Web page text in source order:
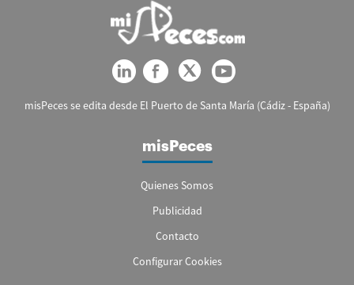
misPeces se edita desde El Puerto de Santa María (Cádiz - España)
misPeces
Quienes Somos
Publicidad
Contacto
Configurar Cookies